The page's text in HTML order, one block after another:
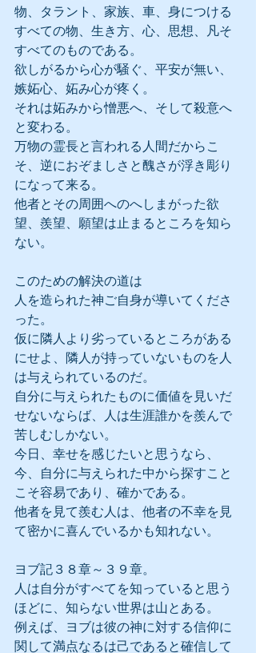
物、タラント、家族、車、身につける
すべての物、生き方、心、思想、凡そ
すべてのものである。
欲しがるから心が騒ぐ、平安が無い、
嫉妬心、妬み心が疼く。
それは妬みから憎悪へ、そして殺意へ
と変わる。
万物の霊長と言われる人間だからこ
そ、逆におぞましさと醜さが浮き彫り
になって来る。
他者とその周囲へのへしまがった欲
望、羨望、願望は止まるところを知ら
ない。
このための解決の道は
人を造られた神ご自身が導いてくださ
った。
仮に隣人より劣っているところがある
にせよ、隣人が持っていないものを人
は与えられているのだ。
自分に与えられたものに価値を見いだ
せないならば、人は生涯誰かを羨んで
苦しむしかない。
今日、幸せを感じたいと思うなら、
今、自分に与えられた中から探すこと
こそ容易であり、確かである。
他者を見て羨む人は、他者の不幸を見
て密かに喜んでいるかも知れない。
ヨブ記３８章～３９章。
人は自分がすべてを知っていると思う
ほどに、知らない世界は山とある。
例えば、ヨブは彼の神に対する信仰に
関して満点なるは己であると確信して